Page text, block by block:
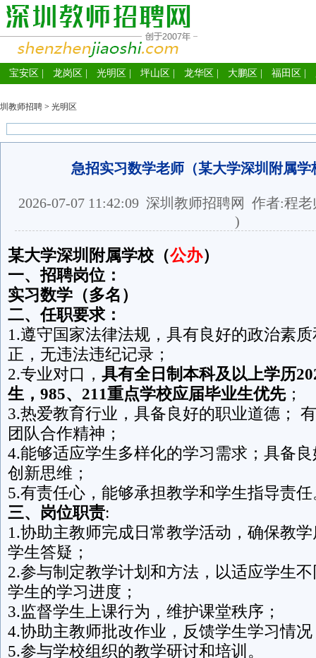
宝安区 龙岗区 光明区 坪山区 龙华区 大鹏区 福田区
圳教师招聘 > 光明区
急招实习数学老师（某大学深圳附属学
2026-07-07 11:42:09 深圳教师招聘网 作者:程
)
某大学深圳附属学校（公办）
一、招聘岗位：
实习数学（多名）
二、任职要求：
1.遵守国家法律法规，具有良好的政治素
正，无违法违纪记录；
2.专业对口， 具有全日制本科及以上学历
生，985、211重点学校应届毕业生优先；
3.热爱教育行业，具备良好的职业道德；
团队合作精神；
4.能够适应学生多样化的学习需求；具备
创新思维；
5.有责任心，能够承担教学和学生指导责任
三、 岗位职责:
1.协助主教师完成日常教学活动，确保教
学生答疑；
2.参与制定教学计划和方法，以适应学生
学生的学习进度；
3.监督学生上课行为，维护课堂秩序；
4.协助主教师批改作业，反馈学生学习情况
5.参与学校组织的教学研讨和培训。